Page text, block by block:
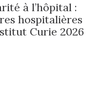
à l’hôpital :
hospitalières
Curie 2026